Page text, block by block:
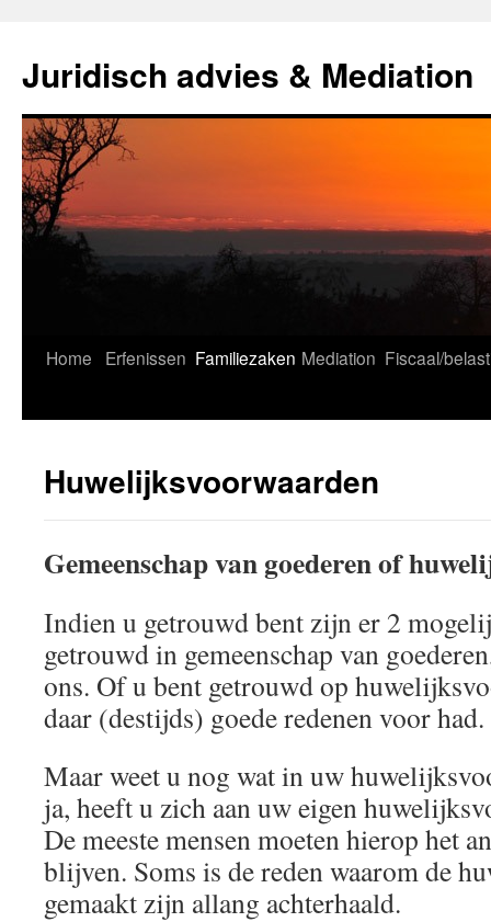
inhoud
Juridisch advies & Mediation
Home Erfenissen Familiezaken Mediation Fiscaal/
Huwelijksvoorwaarden
Gemeenschap van goederen of
Indien u getrouwd bent zijn er 2
getrouwd in gemeenschap van
ons. Of u bent getrouwd op
daar (destijds) goede redenen voor had.
Maar weet u nog wat in uw
ja, heeft u zich aan uw eigen
De meeste mensen moeten hierop het
blijven. Soms is de reden waarom de
gemaakt zijn allang achterhaald.